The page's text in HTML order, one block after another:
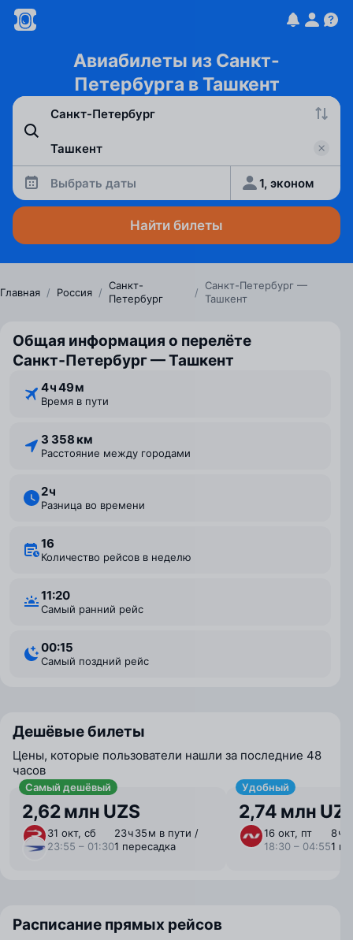
Авиабилеты из Санкт-
Петербурга в Ташкент
Выбрать даты 1, эконом
Найти билеты
Главная / Россия /
Санкт-
Петербург
/
Санкт-Петербург —
Ташкент
Общая информация о перелёте
Санкт‑Петербург — Ташкент
4 ⁠ч 49 ⁠м
Время в пути
3 358 км
Расстояние между городами
2 ⁠ч
Разница во времени
16
Количество рейсов в неделю
11:20
Самый ранний рейс
00:15
Самый поздний рейс
Дешёвые билеты
Цены, которые пользователи нашли за последние 48
часов
Самый дешёвый
2,62 млн UZS
31 окт, сб
23:55 – 01:30
23 ⁠ч 35 ⁠м в пути /
1 пересадка
Удобный
2,74 млн
16 окт, пт
18:30 – 04:55
8 ⁠ч
1
Расписание прямых рейсов